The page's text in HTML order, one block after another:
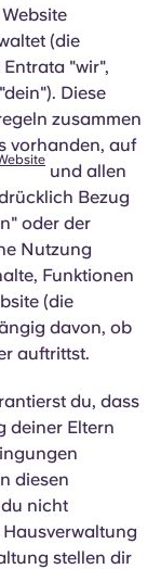
Sprache
(die
"wir",
Diese
zusammen
vorhanden, auf
und allen
Bezug
oder der
Nutzung
Funktionen
(die
davon, ob
auftrittst.
du, dass
deiner Eltern
diesen
nicht
stellen dir